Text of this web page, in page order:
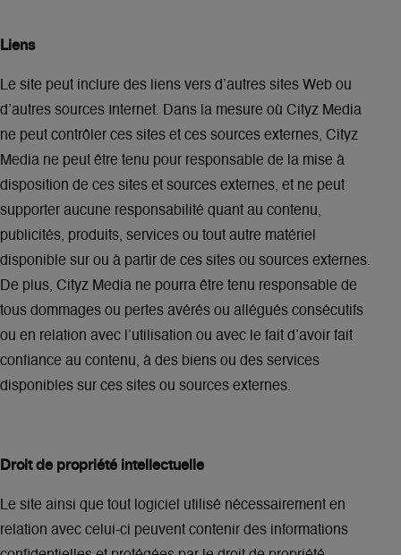
Liens
Le site peut inclure des liens vers d’autres sites Web ou
d’autres sources Internet. Dans la mesure où Cityz Media
ne peut contrôler ces sites et ces sources externes, Cityz
Media ne peut être tenu pour responsable de la mise à
disposition de ces sites et sources externes, et ne peut
supporter aucune responsabilité quant au contenu,
publicités, produits, services ou tout autre matériel
disponible sur ou à partir de ces sites ou sources externes.
De plus, Cityz Media ne pourra être tenu responsable de
tous dommages ou pertes avérés ou allégués consécutifs
ou en relation avec l’utilisation ou avec le fait d’avoir fait
confiance au contenu, à des biens ou des services
disponibles sur ces sites ou sources externes.
Droit de propriété intellectuelle
Le site ainsi que tout logiciel utilisé nécessairement en
relation avec celui-ci peuvent contenir des informations